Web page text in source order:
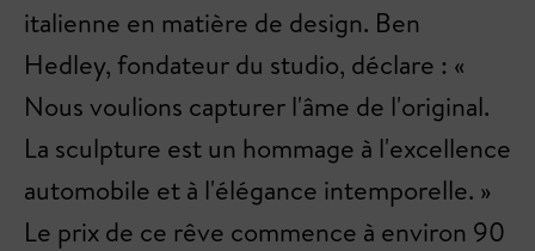
italienne en matière de design. Ben
Hedley, fondateur du studio, déclare : «
Nous voulions capturer l'âme de l'original.
La sculpture est un hommage à l'excellence
automobile et à l'élégance intemporelle. »
Le prix de ce rêve commence à environ 90